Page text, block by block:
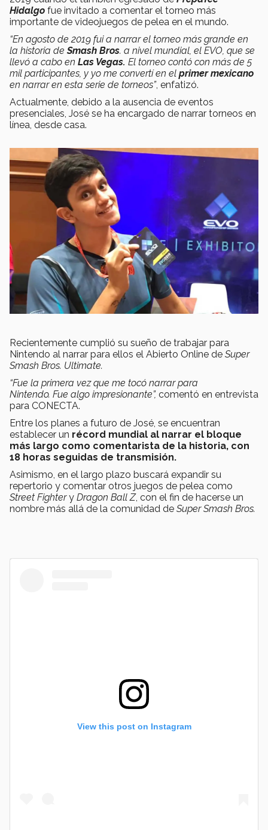
Hidalgo fue invitado a comentar el torneo más
importante de videojuegos de pelea en el mundo.
“En agosto de 2019 fui a narrar el torneo más grande en
la historia deSmash Bros. a nivel mundial, el EVO, que se
llevó a cabo en Las Vegas. El torneo contó con más de 5
mil participantes, y yo me convertí en el primer mexicano
en narrar en esta serie de torneos”, enfatizó.
Actualmente, debido a la ausencia de eventos
presenciales, José se ha encargado de narrar torneos en
línea, desde casa.
Recientemente cumplió su sueño de trabajar para
Nintendo al narrar para ellos el Abierto Online de Super
Smash Bros. Ultimate.
“Fue la primera vez que me tocó narrar para
Nintendo. Fue algo impresionante”, comentó en entrevista
para CONECTA.
Entre los planes a futuro de José, se encuentran
establecer un récord mundial al narrar el bloque
más largo como comentarista de la historia, con
18 horas seguidas de transmisión.
Asimismo, en el largo plazo buscará expandir su
repertorio y comentar otros juegos de pelea como
Street Fightery Dragon Ball Z, con el fin de hacerse un
nombre más allá de la comunidad de Super Smash Bros.
View this post on Instagram